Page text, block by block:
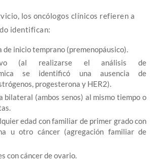
los oncólogos clínicos refieren a
identifican:
de inicio temprano (premenopáusico).
(al realizarse el análisis de
se identificó una ausencia de
progesterona y HER2).
bilateral (ambos senos) al mismo tiempo o
edad con familiar de primer grado con
u otro cáncer (agregación familiar de
con cáncer de ovario.